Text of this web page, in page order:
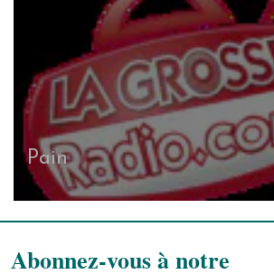
Pain
Abonnez-vous à notre